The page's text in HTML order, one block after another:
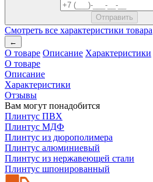
Смотреть все характеристики товара
←
О товаре Описание Характеристики
О товаре
Описание
Характеристики
Отзывы
Вам могут понадобится
Плинтус ПВХ
Плинтус МДФ
Плинтус из дюрополимера
Плинтус алюминиевый
Плинтус из нержавеющей стали
Плинтус шпонированный